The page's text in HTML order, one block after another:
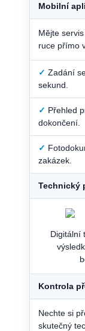
Mobilní
Mějte
ruce přímo
✓ Zadání
sekund.
✓ Přehled
dokončení.
✓
zakázek.
Technický
Digitální
Kontrola
Nechte si
skutečný